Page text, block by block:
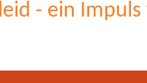
- ein Impuls